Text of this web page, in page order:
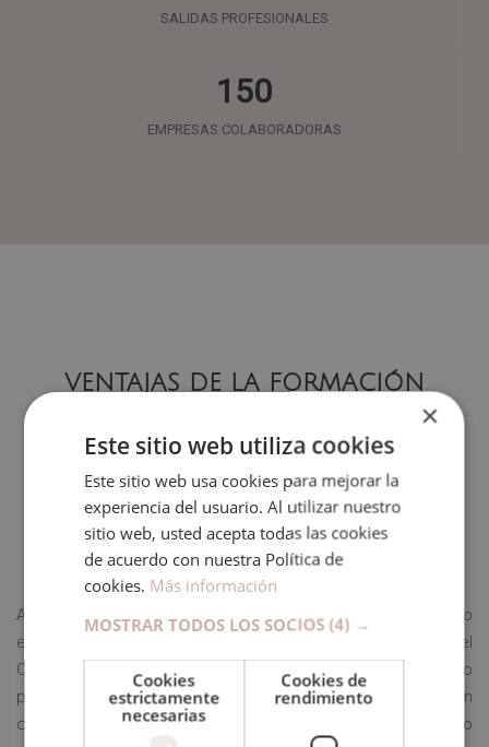
SALIDAS PROFESIONALES
150
EMPRESAS COLABORADORAS
VENTAJAS DE LA FORMACIÓN
ESTUDIAR ONLINE
Al matricularte en un curso online, se enviarán a tu correo
electrónico las claves de acceso a la plataforma. En el
Campus Virtual encontrarás todo el contenido de estudio
para realizar la formación online. Podrás estudiar en línea, en
cualquier dispositivo, o descargar el temario para estudiarlo
×
Este sitio web utiliza cookies
Este sitio web usa cookies para mejorar la
experiencia del usuario. Al utilizar nuestro
sitio web, usted acepta todas las cookies
de acuerdo con nuestra Política de
cookies. Más información
MOSTRAR TODOS LOS SOCIOS (4) →
Cookies
estrictamente
necesarias
Cookies de
rendimiento